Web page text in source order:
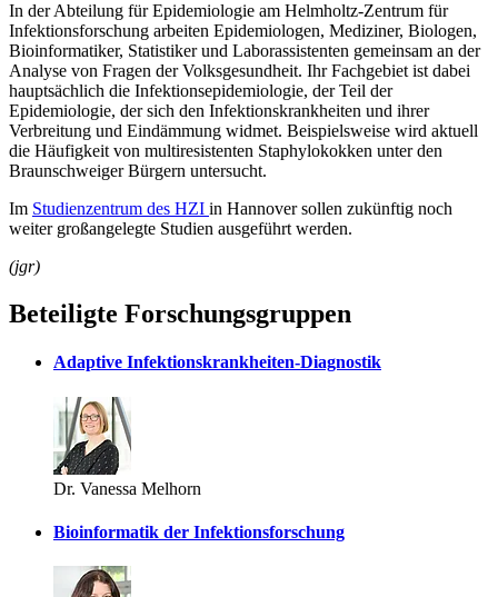
In der Abteilung für Epidemiologie am Helmholtz-Zentrum für
Infektionsforschung arbeiten Epidemiologen, Mediziner, Biologen,
Bioinformatiker, Statistiker und Laborassistenten gemeinsam an der
Analyse von Fragen der Volksgesundheit. Ihr Fachgebiet ist dabei
hauptsächlich die Infektionsepidemiologie, der Teil der
Epidemiologie, der sich den Infektionskrankheiten und ihrer
Verbreitung und Eindämmung widmet. Beispielsweise wird aktuell
die Häufigkeit von multiresistenten Staphylokokken unter den
Braunschweiger Bürgern untersucht.
Im Studienzentrum des HZI in Hannover sollen zukünftig noch
weiter großangelegte Studien ausgeführt werden.
(jgr)
Beteiligte Forschungsgruppen
Adaptive Infektionskrankheiten-Diagnostik
Dr. Vanessa Melhorn
Bioinformatik der Infektionsforschung